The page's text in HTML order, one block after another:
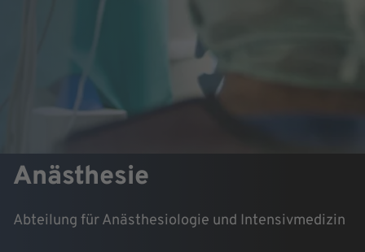
Anästhesie
Abteilung für Anästhesiologie und Intensivmedizin